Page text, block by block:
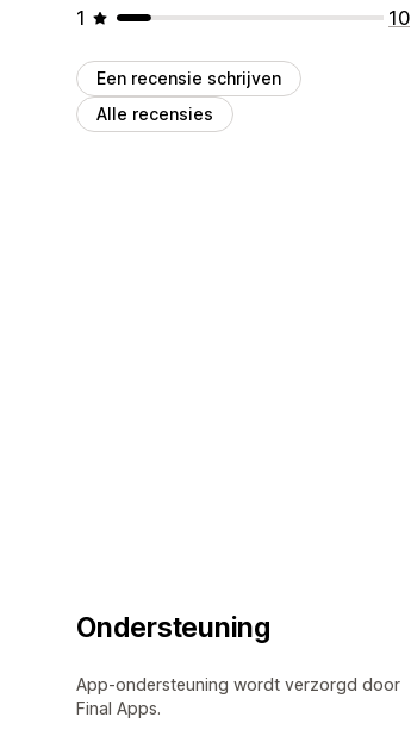
1
10
Een recensie schrijven
Alle recensies
Ondersteuning
App-ondersteuning wordt verzorgd door
Final Apps.